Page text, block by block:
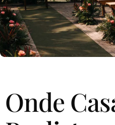
Onde